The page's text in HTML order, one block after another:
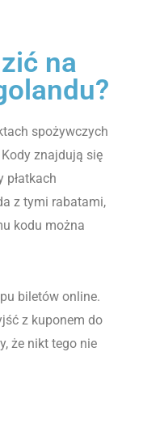
na
spożywczych
znajdują się
płatkach
z tymi rabatami,
kodu można
biletów online.
z kuponem do
że nikt tego nie